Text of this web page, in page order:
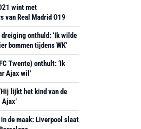
wint met
van Real Madrid O19
dreiging onthuld: ‘Ik wilde
bommen tijdens WK’
Twente) onthult: ‘Ik
Ajax wil’
lijkt het kind van de
de maak: Liverpool slaat